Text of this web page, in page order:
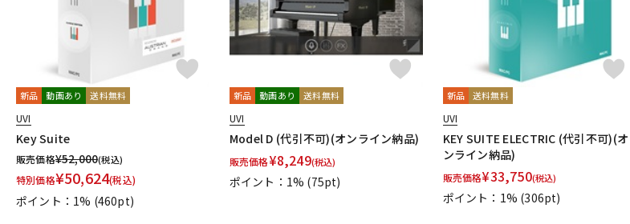
新品 動画あり 送料無料
UVI
Key Suite
販売価格¥52,000(税込)
特別価格¥50,624(税込)
ポイント：1% (460pt)
新品 動画あり 送料無料
UVI
Model D (代引不可)(オンライン納品)
販売価格¥8,249(税込)
ポイント：1% (75pt)
新品 送料無料
UVI
KEY SUITE ELECTRIC (代引不可)(オ
ンライン納品)
販売価格¥33,750(税込)
ポイント：1% (306pt)